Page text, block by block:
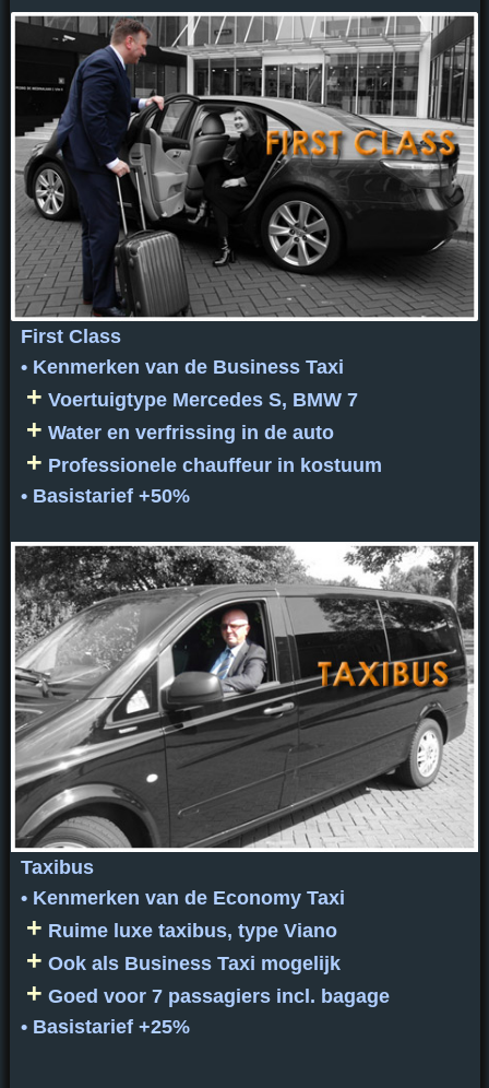
First Class
• Kenmerken van de Business Taxi
+ Voertuigtype Mercedes S, BMW 7
+ Water en verfrissing in de auto
+ Professionele chauffeur in kostuum
• Basistarief +50%
Taxibus
• Kenmerken van de Economy Taxi
+ Ruime luxe taxibus, type Viano
+ Ook als Business Taxi mogelijk
+ Goed voor 7 passagiers incl. bagage
• Basistarief +25%